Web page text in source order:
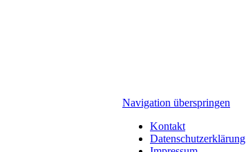
Navigation überspringen
Kontakt
Datenschutzerklärung